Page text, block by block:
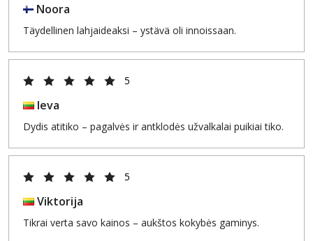
Noora
Täydellinen lahjaideaksi – ystävä oli innoissaan.
5
Ieva
Dydis atitiko – pagalvės ir antklodės užvalkalai puikiai tiko.
5
Viktorija
Tikrai verta savo kainos – aukštos kokybės gaminys.